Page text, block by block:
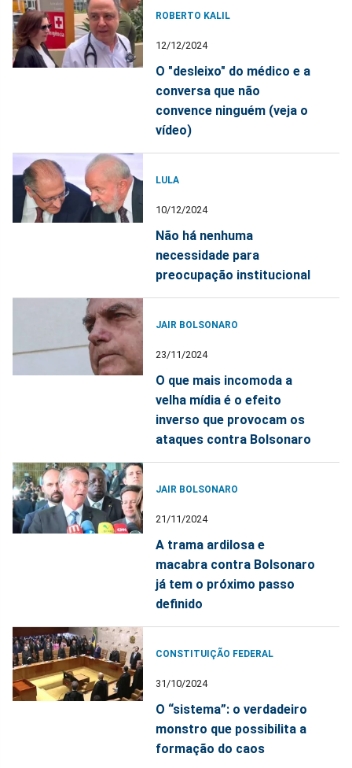
ROBERTO KALIL
12/12/2024
O "desleixo" do médico e a
conversa que não
convence ninguém (veja o
vídeo)
LULA
10/12/2024
Não há nenhuma
necessidade para
preocupação institucional
JAIR BOLSONARO
23/11/2024
O que mais incomoda a
velha mídia é o efeito
inverso que provocam os
ataques contra Bolsonaro
JAIR BOLSONARO
21/11/2024
A trama ardilosa e
macabra contra Bolsonaro
já tem o próximo passo
definido
CONSTITUIÇÃO FEDERAL
31/10/2024
O “sistema”: o verdadeiro
monstro que possibilita a
formação do caos